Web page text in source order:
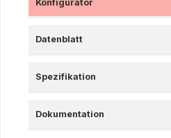
Konfigurator
Datenblatt
Spezifikation
Dokumentation